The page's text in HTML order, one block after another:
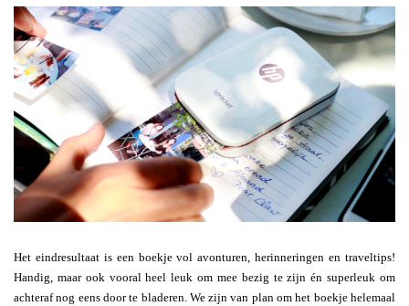
Het eindresultaat is een boekje vol avonturen, herinneringen en traveltips!
Handig, maar ook vooral heel leuk om mee bezig te zijn én superleuk om
achteraf nog eens door te bladeren. We zijn van plan om het boekje helemaal